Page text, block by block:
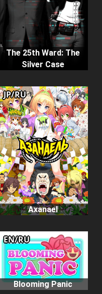
The 25th Ward: The
Silver Case
Axanael
JP/RU
Blooming Panic
EN/RU